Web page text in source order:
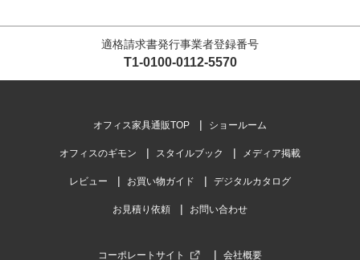
適格請求書発行事業者登録番号
T1-0100-0112-5570
オフィス家具通販TOP ショールーム
オフィスのギモン スタイルブック メディア掲載
レビュー お買い物ガイド デジタルカタログ
お見積り依頼 お問い合わせ
コーポレートサイト 会社概要